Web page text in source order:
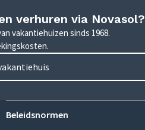
verhuren via Novasol?
vakantiehuizen sinds 1968.
Beleidsnormen